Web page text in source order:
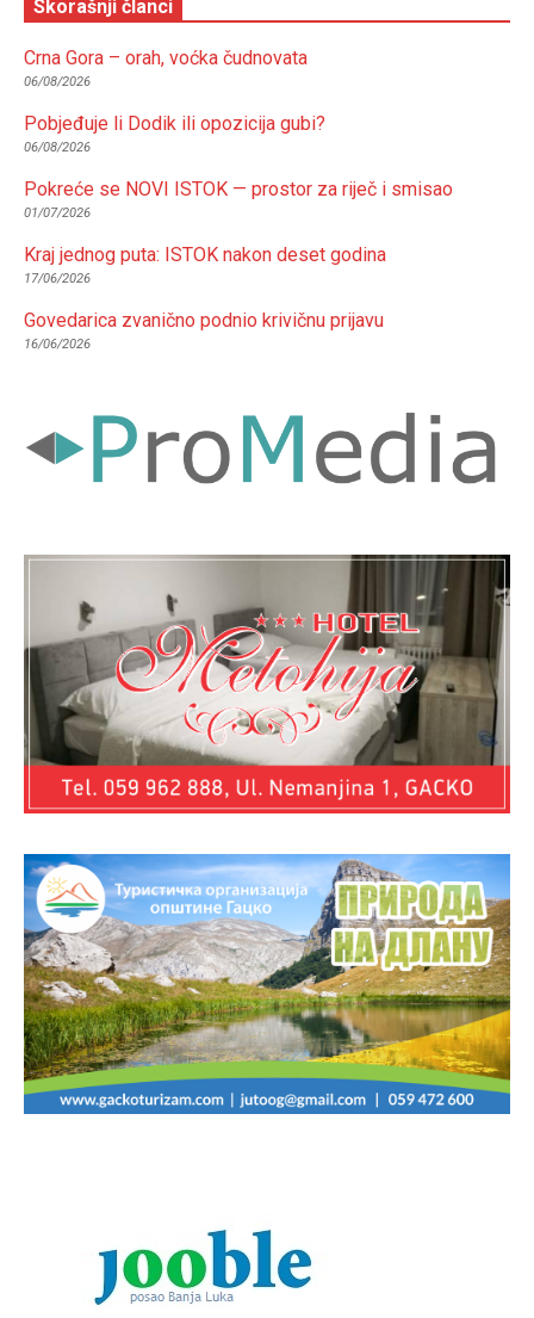
Skorašnji članci
Crna Gora – orah, voćka čudnovata
06/08/2026
Pobjeđuje li Dodik ili opozicija gubi?
06/08/2026
Pokreće se NOVI ISTOK — prostor za riječ i smisao
01/07/2026
Kraj jednog puta: ISTOK nakon deset godina
17/06/2026
Govedarica zvanično podnio krivičnu prijavu
16/06/2026